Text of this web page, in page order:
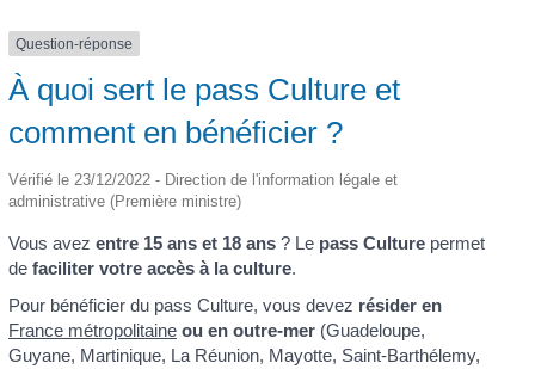
Question-réponse
À quoi sert le pass Culture et
comment en bénéficier ?
Vérifié le 23/12/2022 - Direction de l'information légale et
administrative (Première ministre)
Vous avez entre 15 ans et 18 ans? Le pass Culturepermet
de faciliter votre accès à la culture.
Pour bénéficier du pass Culture, vous devez résider en
France métropolitaineou en outre-mer(Guadeloupe,
Guyane, Martinique, La Réunion, Mayotte, Saint-Barthélemy,